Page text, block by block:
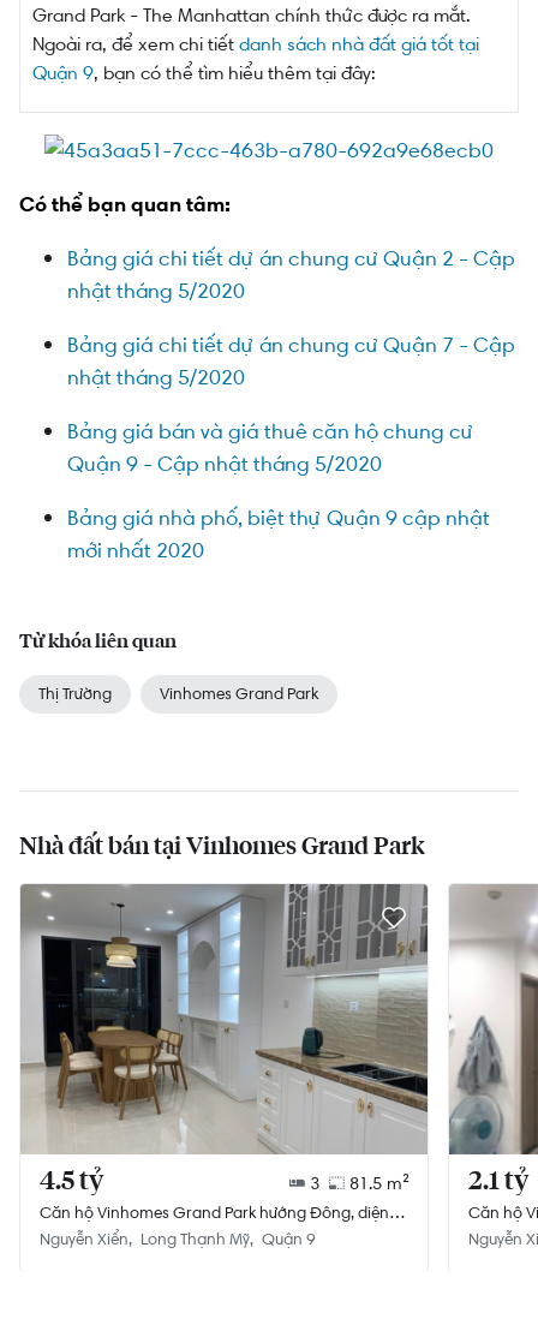
Grand Park - The Manhattan chính thức được ra mắt.
Ngoài ra, để xem chi tiếtdanh sách nhà đất giá tốt tại
Quận 9, bạn có thể tìm hiểu thêm tại đây:
Có thể bạn quan tâm:
Bảng giá chi tiết dự án chung cư Quận 2 - Cập
nhật tháng 5/2020
Bảng giá chi tiết dự án chung cư Quận 7 - Cập
nhật tháng 5/2020
Bảng giá bán và giá thuê căn hộ chung cư
Quận 9 - Cập nhật tháng 5/2020
Bảng giá nhà phố, biệt thự Quận 9 cập nhật
mới nhất 2020
Từ khóa liên quan
Thị Trường Vinhomes Grand Park
Nhà đất bán tại Vinhomes Grand Park
4.5 tỷ 3 81.5 m²
Căn hộ Vinhomes Grand Park hướng Đông, diện
tích 81,5 m²
Nguyễn Xiển Long Thạnh Mỹ Quận 9
2.1 tỷ
Căn hộ
tích
Nguyễn